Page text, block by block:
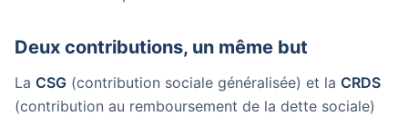
Deux contributions, un même but
La CSG (contribution sociale généralisée) et la CRDS
(contribution au remboursement de la dette sociale)